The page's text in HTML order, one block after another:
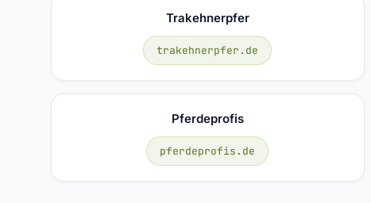
Trakehnerpfer
trakehnerpfer.de
Pferdeprofis
pferdeprofis.de